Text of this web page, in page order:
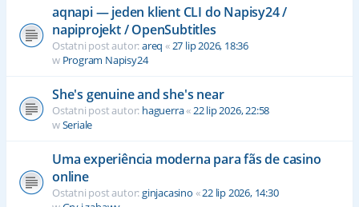
aqnapi — jeden klient CLI do Napisy24 /
napiprojekt / OpenSubtitles
Ostatni post autor:areq « 27 lip 2026, 18:36
w Program Napisy24
She's genuine and she's near
Ostatni post autor: haguerra« 22 lip 2026, 22:58
wSeriale
Uma experiência moderna para fãs de casino
online
Ostatni post autor:ginjacasino «22 lip 2026, 14:30